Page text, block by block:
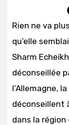
Rien ne va
qu’elle
Sharm
déconseillée
l’Allemagne,
déconseillent
dans la